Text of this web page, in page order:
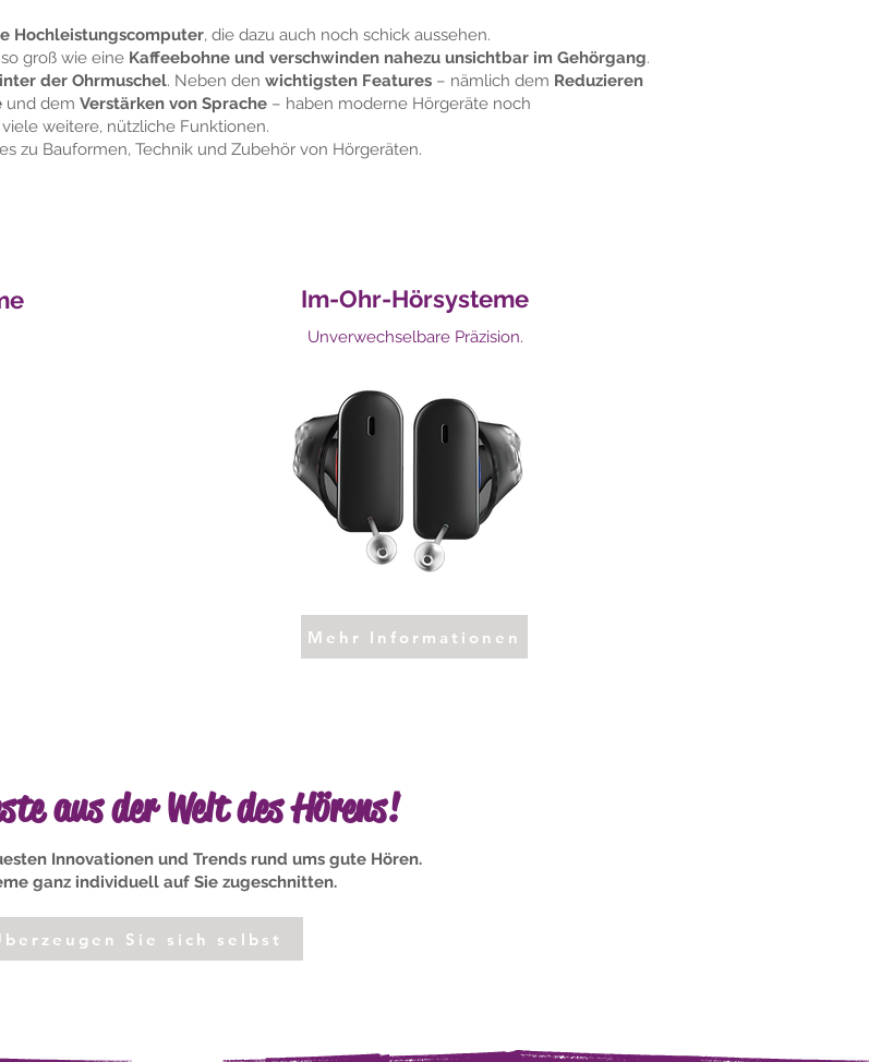
Hochleistungscomputer, die dazu auch noch schick aussehen.
groß wie eine Kaffeebohne und verschwinden nahezu unsichtbar im Gehörgang.
der Ohrmuschel. Neben den wichtigsten Features– nämlich dem Reduzieren
und dem Verstärken von Sprache – haben moderne Hörgeräte noch
viele weitere, nützliche Funktionen.
zu Bauformen, Technik und Zubehör von Hörgeräten.
Im-Ohr-Hörsysteme
Unverwechselbare Präzision.
Mehr Informationen
aus der Welt des Hörens!
Innovationen und Trends rund ums gute Hören.
ganz individuell auf Sie zugeschnitten.
Sie sich selbst